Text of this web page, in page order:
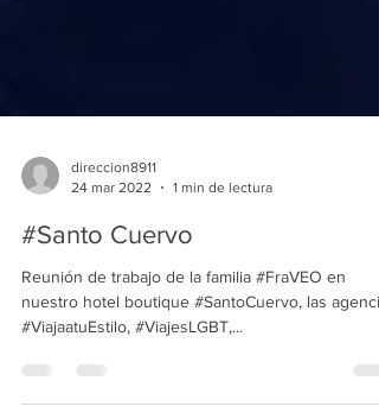
direccion8911
24 mar 2022
1 min de lectura
#Santo Cuervo
nuestro hotel boutique #SantoCuervo, las